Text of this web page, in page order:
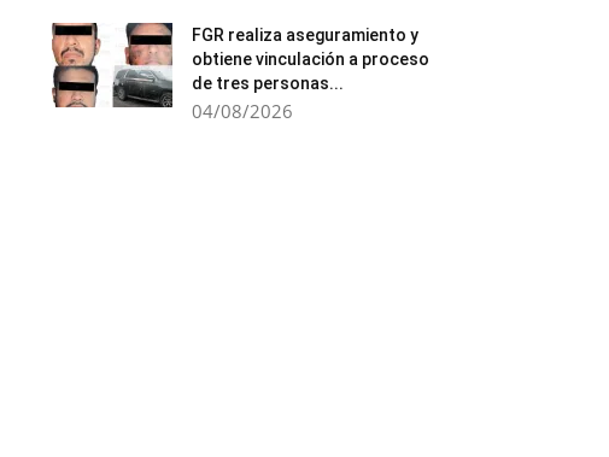
FGR realiza aseguramiento y
obtiene vinculación a proceso
de tres personas...
04/08/2026